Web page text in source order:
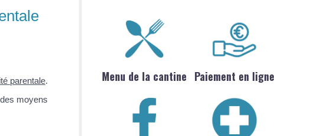
parentale.
moyens
Menu de la cantine Paiement en ligne